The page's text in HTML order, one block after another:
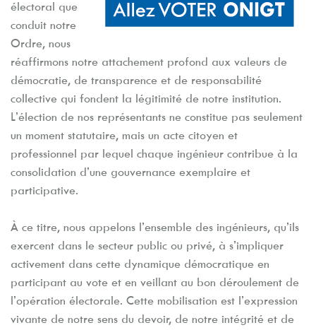
électoral que
conduit notre
Ordre, nous
réaffirmons notre attachement profond aux valeurs de
démocratie, de transparence et de responsabilité
collective qui fondent la légitimité de notre institution.
L’élection de nos représentants ne constitue pas seulement
un moment statutaire, mais un acte citoyen et
professionnel par lequel chaque ingénieur contribue à la
consolidation d’une gouvernance exemplaire et
participative.
À ce titre, nous appelons l’ensemble des ingénieurs, qu’ils
exercent dans le secteur public ou privé, à s’impliquer
activement dans cette dynamique démocratique en
participant au vote et en veillant au bon déroulement de
l’opération électorale. Cette mobilisation est l’expression
vivante de notre sens du devoir, de notre intégrité et de